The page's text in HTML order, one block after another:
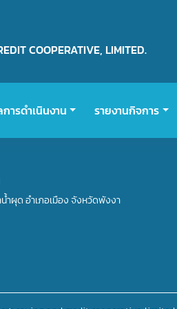
COOPERATIVE, LIMITED.
ารดำเนินงาน รายงานกิจการ
ำผุด อำเภอเมือง จังหวัดพังงา